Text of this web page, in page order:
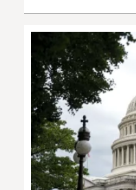
MULTIMEDIA
IMPRESO